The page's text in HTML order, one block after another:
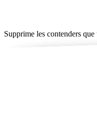
Supprime les contenders que